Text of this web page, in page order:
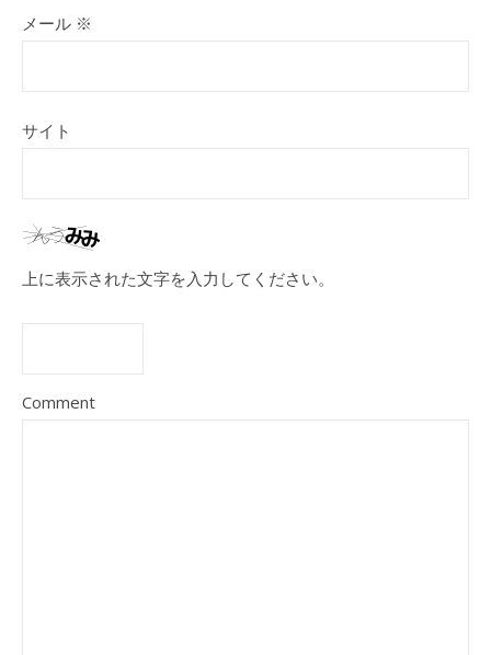
メール ※
サイト
上に表示された文字を入力してください。
Comment